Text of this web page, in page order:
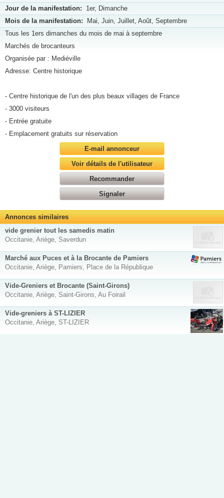
Jour de la manifestation: 1er, Dimanche
Mois de la manifestation: Mai, Juin, Juillet, Août, Septembre
Tous les 1ers dimanches du mois de mai à septembre
Marchés de brocanteurs
Organisée par : Mediéville
Adresse: Centre historique
- Centre historique de l'un des plus beaux villages de France
- 3000 visiteurs
- Entrée gratuite
- Emplacement gratuits sur réservation
E-mail annonceur
Voir détails de l'utilisateur
Recommander
Signaler
Annonces similaires
vide grenier tout les samedis matin
Occitanie, Ariège, Saverdun
Marché aux Puces et à la Brocante de Pamiers
Occitanie, Ariège, Pamiers, Place de la République
Vide-Greniers et Brocante (Saint-Girons)
Occitanie, Ariège, Saint-Girons, Au Foirail
Vide-greniers à ST-LIZIER
Occitanie, Ariège, ST-LIZIER